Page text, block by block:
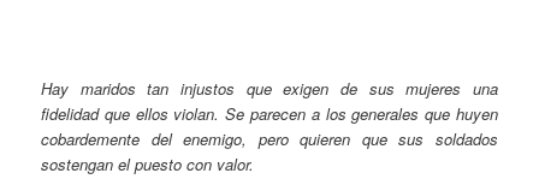
Hay maridos tan injustos que exigen de sus mujeres una
fidelidad que ellos violan. Se parecen a los generales que huyen
cobardemente del enemigo, pero quieren que sus soldados
sostengan el puesto con valor.